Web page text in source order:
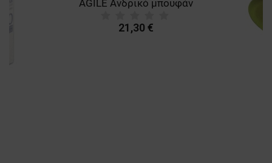
AGILE Ανδρικό μπουφάν
21,30 €